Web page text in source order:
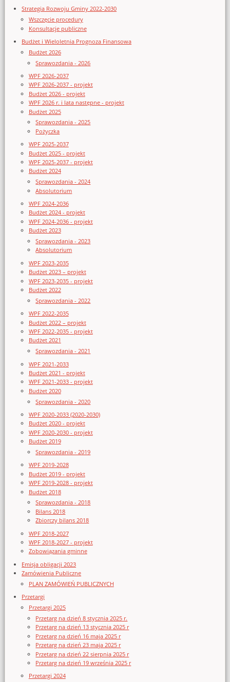
Strategia Rozwoju Gminy 2022-2030
Wszczęcie procedury
Konsultacje publiczne
Budżet i Wieloletnia Prognoza Finansowa
Budżet 2026
Sprawozdania - 2026
WPF 2026-2037
WPF 2026-2037 - projekt
Budżet 2026 - projekt
WPF 2026 r. i lata następne - projekt
Budżet 2025
Sprawozdania - 2025
Pożyczka
WPF 2025-2037
Budżet 2025 - projekt
WPF 2025-2037 - projekt
Budżet 2024
Sprawozdania - 2024
Absolutorium
WPF 2024-2036
Budżet 2024 - projekt
WPF 2024-2036 - projekt
Budżet 2023
Sprawozdania - 2023
Absolutorium
WPF 2023-2035
Budżet 2023 – projekt
WPF 2023-2035 - projekt
Budżet 2022
Sprawozdania - 2022
WPF 2022-2035
Budżet 2022 – projekt
WPF 2022-2035 - projekt
Budżet 2021
Sprawozdania - 2021
WPF 2021-2033
Budżet 2021 - projekt
WPF 2021-2033 - projekt
Budżet 2020
Sprawozdania - 2020
WPF 2020-2033 (2020-2030)
Budżet 2020 - projekt
WPF 2020-2030 - projekt
Budżet 2019
Sprawozdania - 2019
WPF 2019-2028
Budżet 2019 - projekt
WPF 2019-2028 - projekt
Budżet 2018
Sprawozdania - 2018
Bilans 2018
Zbiorczy bilans 2018
WPF 2018-2027
WPF 2018-2027 - projekt
Zobowiązania gminne
Emisja obligacji 2023
Zamówienia Publiczne
PLAN ZAMÓWIEŃ PUBLICZNYCH
Przetargi
Przetargi 2025
Przetarg na dzień 8 stycznia 2025 r.
Przetarg na dzień 13 stycznia 2025 r
Przetarg na dzień 16 maja 2025 r
Przetarg na dzień 23 maja 2025 r
Przetarg na dzień 22 sierpnia 2025 r
Przetarg na dzień 19 września 2025 r
Przetargi 2024